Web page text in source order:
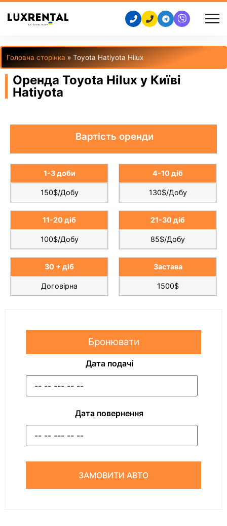
Головна сторінка » Toyota Hatiyota Hilux
Оренда Toyota Hilux у Київі
Hatiyota
Вартість оренди
1-3 доби
150$/Добу
11-20 діб
100$/Добу
30 + діб
Договірна
4-10 діб
130$/Добу
21-30 діб
85$/Добу
Застава
1500$
Бронювати
Дата подачі
Дата повернення
ЗАМОВИТИ АВТО